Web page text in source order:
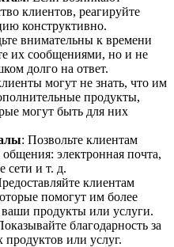
клиентов, реагируйте
конструктивно.
внимательны к времени
их сообщениями, но и не
долго на ответ.
могут не знать, что им
продукты,
могут быть для них
: Позвольте клиентам
электронная почта,
сети и т. д.
клиентам
помогут им более
продукты или услуги.
благодарность за
или услуг.